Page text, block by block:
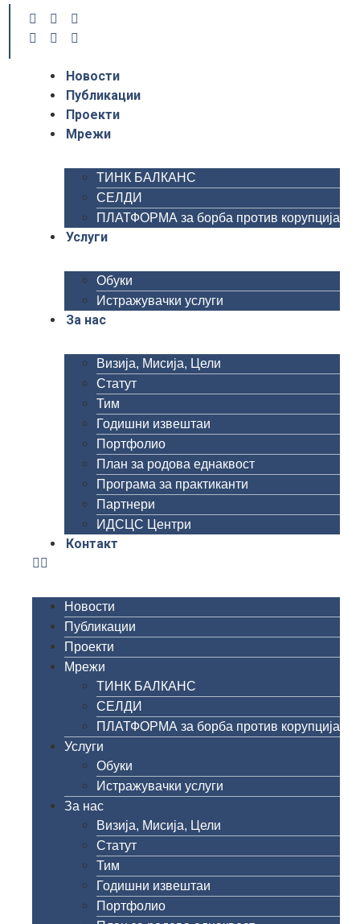
Новости
Публикации
Проекти
Мрежи
ТИНК БАЛКАНС
СЕЛДИ
ПЛАТФОРМА за борба против корупција
Услуги
Обуки
Истражувачки услуги
За нас
Визија, Мисија, Цели
Статут
Тим
Годишни извештаи
Портфолио
План за родова еднаквост
Програма за практиканти
Партнери
ИДСЦС Центри
Контакт
Новости
Публикации
Проекти
Мрежи
ТИНК БАЛКАНС
СЕЛДИ
ПЛАТФОРМА за борба против корупција
Услуги
Обуки
Истражувачки услуги
За нас
Визија, Мисија, Цели
Статут
Тим
Годишни извештаи
Портфолио